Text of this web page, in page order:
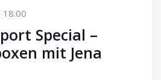
Special –
mit Jena
18:00